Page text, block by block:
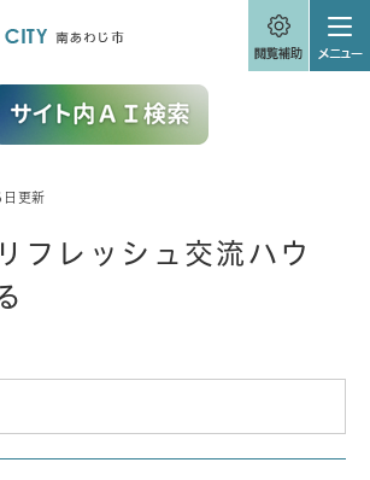
更新
フレッシュ交流ハウ